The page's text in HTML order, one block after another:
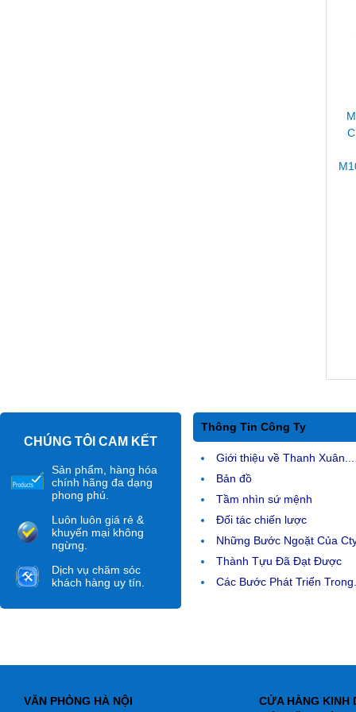
CHÚNG TÔI CAM KẾT
Sản phẩm, hàng hóa
chính hãng đa dạng
phong phú.
Luôn luôn giá rẻ &
khuyến mại không
ngừng.
Dịch vụ chăm sóc
khách hàng uy tín.
Thông Tin Công Ty
Giới thiệu về Thanh Xuân...
Bản đồ
Tầm nhìn sứ mệnh
Đối tác chiến lược
Những Bước Ngoặt Của
Thành Tựu Đã Đạt Được
Các Bước Phát Triển
VĂN PHÒNG HÀ NỘI
CỬA HÀNG KINH